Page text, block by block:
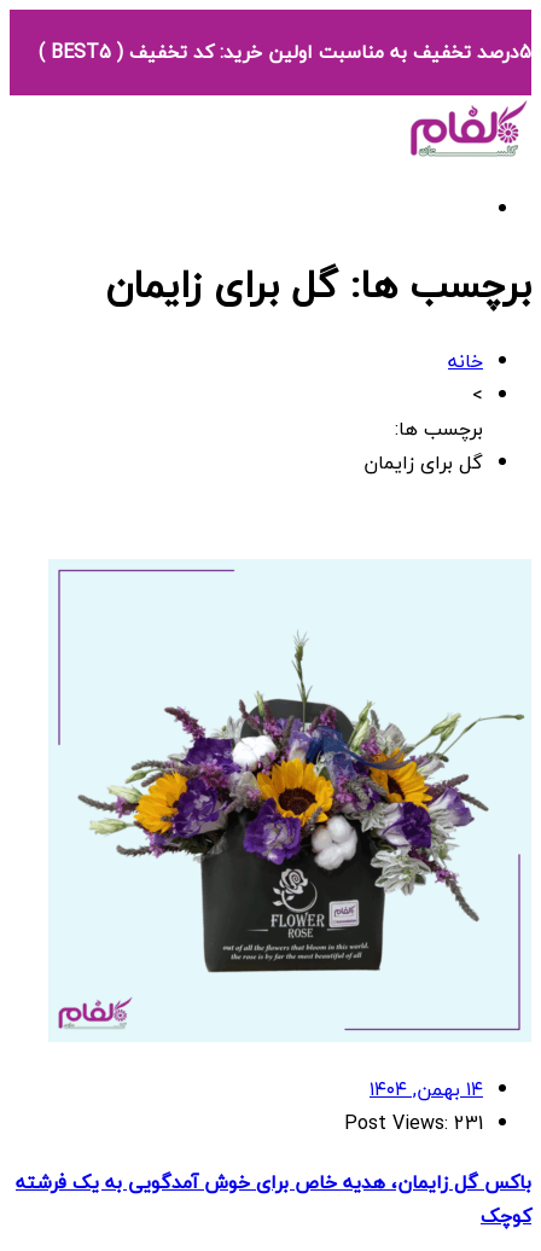
5درصد تخفیف به مناسبت اولین خرید: کد تخفیف ( BEST5 )
برچسب ها: گل برای زایمان
خانه
>
برچسب ها:
گل برای زایمان
۱۴ بهمن, ۱۴۰۴
Post Views: 231
باکس گل زایمان، هدیه خاص برای خوش آمدگویی به یک فرشته
کوچک